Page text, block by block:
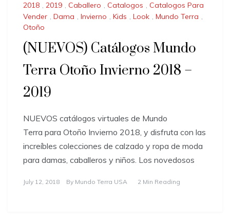
2018 , 2019 , Caballero , Catalogos , Catalogos Para
Vender , Dama , Invierno , Kids , Look , Mundo Terra ,
Otoño
(NUEVOS) Catálogos Mundo
Terra Otoño Invierno 2018 –
2019
NUEVOS catálogos virtuales de Mundo
Terra para Otoño Invierno 2018, y disfruta con las
increíbles colecciones de calzado y ropa de moda
para damas, caballeros y niños. Los novedosos
July 12, 2018 By Mundo Terra USA 2 Min Reading